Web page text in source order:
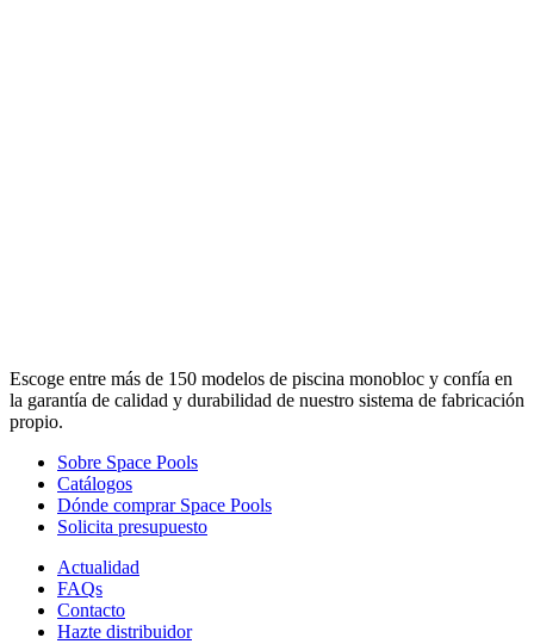
Escoge entre más de 150 modelos de piscina monobloc y confía en
la garantía de calidad y durabilidad de nuestro sistema de fabricación
propio.
Sobre Space Pools
Catálogos
Dónde comprar Space Pools
Solicita presupuesto
Actualidad
FAQs
Contacto
Hazte distribuidor